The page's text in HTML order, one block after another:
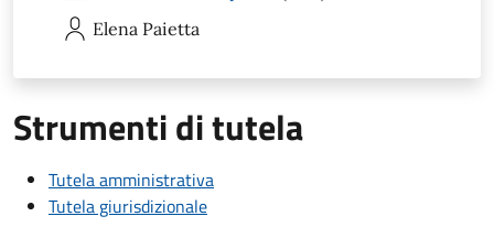
Elena Paietta
Strumenti di tutela
Tutela amministrativa
Tutela giurisdizionale